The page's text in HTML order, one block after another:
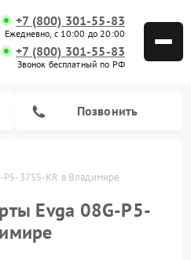
+7 (800) 301-55-83
Ежедневно, с 10:00 до 20:00
+7 (800) 301-55-83
Звонок бесплатный по РФ
Позвонить
P5-3755-KR в Владимире
Evga 08G-P5-